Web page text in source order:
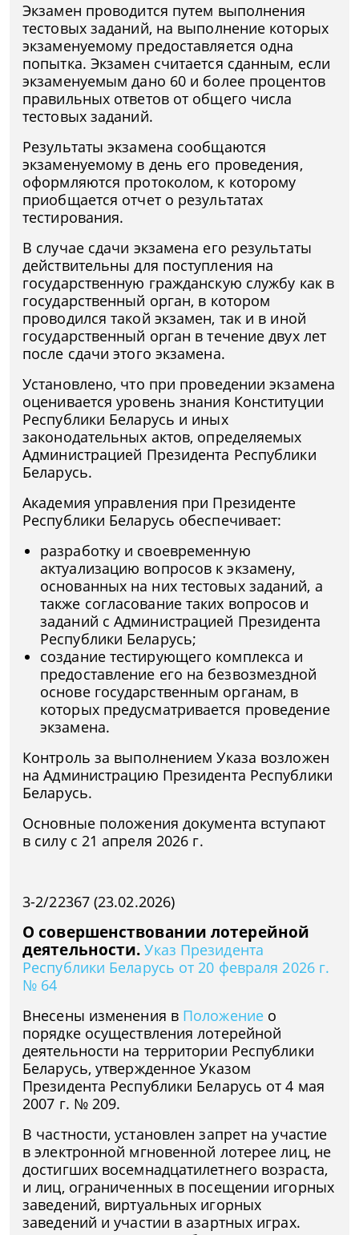
Экзамен проводится путем выполнения
тестовых заданий, на выполнение которых
экзаменуемому предоставляется одна
попытка. Экзамен считается сданным, если
экзаменуемым дано 60 и более процентов
правильных ответов от общего числа
тестовых заданий.
Результаты экзамена сообщаются
экзаменуемому в день его проведения,
оформляются протоколом, к которому
приобщается отчет о результатах
тестирования.
В случае сдачи экзамена его результаты
действительны для поступления на
государственную гражданскую службу как в
государственный орган, в котором
проводился такой экзамен, так и в иной
государственный орган в течение двух лет
после сдачи этого экзамена.
Установлено, что при проведении экзамена
оценивается уровень знания Конституции
Республики Беларусь и иных
законодательных актов, определяемых
Администрацией Президента Республики
Беларусь.
Академия управления при Президенте
Республики Беларусь обеспечивает:
разработку и своевременную
актуализацию вопросов к экзамену,
основанных на них тестовых заданий, а
также согласование таких вопросов и
заданий с Администрацией Президента
Республики Беларусь;
создание тестирующего комплекса и
предоставление его на безвозмездной
основе государственным органам, в
которых предусматривается проведение
экзамена.
Контроль за выполнением Указа возложен
на Администрацию Президента Республики
Беларусь.
Основные положения документа вступают
в силу с 21 апреля 2026 г.
3-2/22367 (23.02.2026)
О совершенствовании лотерейной
деятельности. Указ Президента
Республики Беларусь от 20 февраля 2026 г.
№ 64
Внесены изменения в Положениео
порядке осуществления лотерейной
деятельности на территории Республики
Беларусь, утвержденное Указом
Президента Республики Беларусь от 4 мая
2007 г. № 209.
В частности, установлен запрет на участие
в электронной мгновенной лотерее лиц, не
достигших восемнадцатилетнего возраста,
и лиц, ограниченных в посещении игорных
заведений, виртуальных игорных
заведений и участии в азартных играх.